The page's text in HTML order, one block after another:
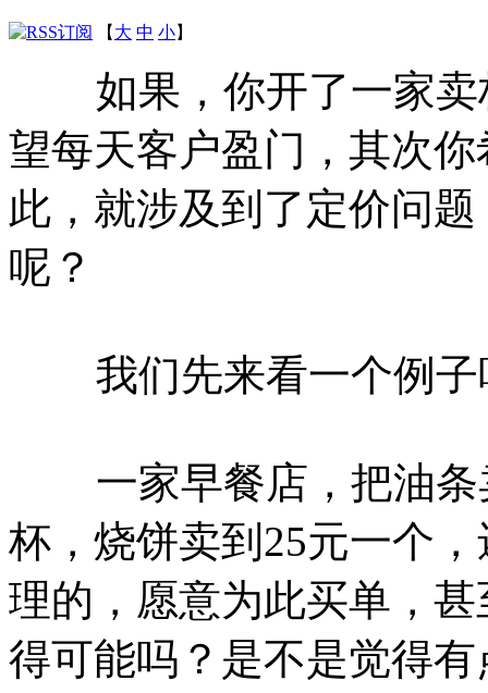
【 大 中 小】
如果，你开了一家卖
望每天客户盈门，其次
此，就涉及到了定价问
呢？
我们先来看一个例子
一家早餐店，把油条
杯，烧饼卖到25元一个
理的，愿意为此买单，
得可能吗？是不是觉得